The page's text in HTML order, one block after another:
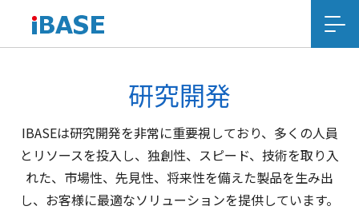
研究開発
IBASEは研究開発を非常に重要視しており、多くの人員
とリソースを投入し、独創性、スピード、技術を取り入
れた、市場性、先見性、将来性を備えた製品を生み出
し、お客様に最適なソリューションを提供しています。